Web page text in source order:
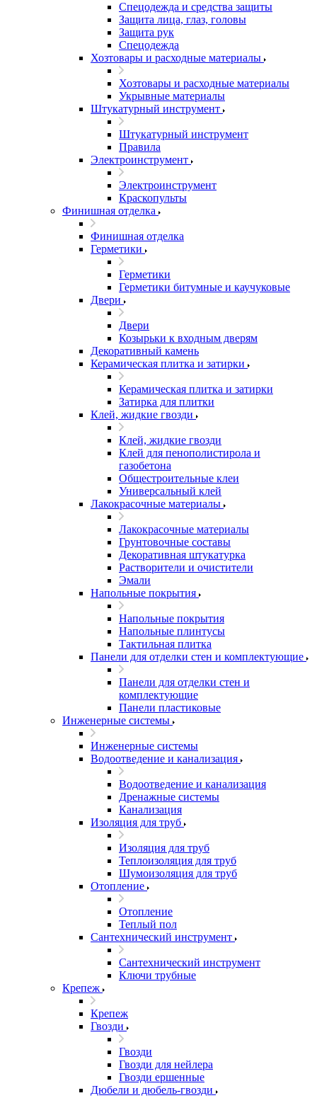
Спецодежда и средства защиты
Защита лица, глаз, головы
Защита рук
Спецодежда
Хозтовары и расходные материалы
Хозтовары и расходные материалы
Укрывные материалы
Штукатурный инструмент
Штукатурный инструмент
Правила
Электроинструмент
Электроинструмент
Краскопульты
Финишная отделка
Финишная отделка
Герметики
Герметики
Герметики битумные и каучуковые
Двери
Двери
Козырьки к входным дверям
Декоративный камень
Керамическая плитка и затирки
Керамическая плитка и затирки
Затирка для плитки
Клей, жидкие гвозди
Клей, жидкие гвозди
Клей для пенополистирола и
газобетона
Общестроительные клеи
Универсальный клей
Лакокрасочные материалы
Лакокрасочные материалы
Грунтовочные составы
Декоративная штукатурка
Растворители и очистители
Эмали
Напольные покрытия
Напольные покрытия
Напольные плинтусы
Тактильная плитка
Панели для отделки стен и комплектующие
Панели для отделки стен и
комплектующие
Панели пластиковые
Инженерные системы
Инженерные системы
Водоотведение и канализация
Водоотведение и канализация
Дренажные системы
Канализация
Изоляция для труб
Изоляция для труб
Теплоизоляция для труб
Шумоизоляция для труб
Отопление
Отопление
Теплый пол
Сантехнический инструмент
Сантехнический инструмент
Ключи трубные
Крепеж
Крепеж
Гвозди
Гвозди
Гвозди для нейлера
Гвозди ершенные
Дюбели и дюбель-гвозди